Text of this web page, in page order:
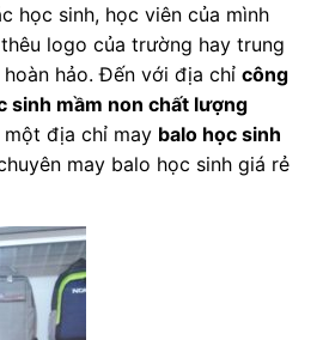
học sinh, học viên của mình
logo của trường hay trung
hảo. Đến với địa chỉ công
sinh mầm non chất lượng
một địa chỉ may balo học sinh
may balo học sinh giá rẻ